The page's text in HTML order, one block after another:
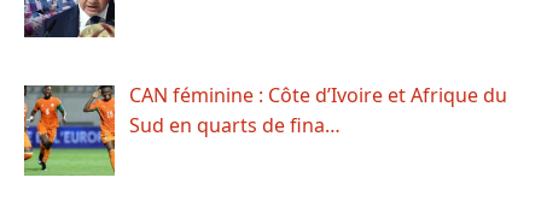
CAN féminine : Côte d’Ivoire et Afrique du
Sud en quarts de fina…